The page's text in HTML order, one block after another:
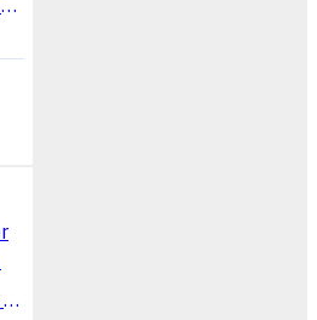
Hibou design en fer forgé décoratif HIB1